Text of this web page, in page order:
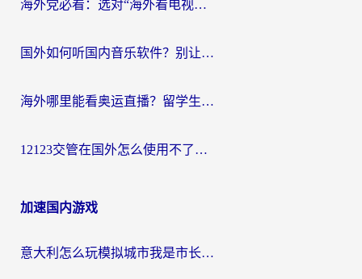
海外党必看：选对“海外看电视剧软件”，再也不用愁国内剧刷不了
国外如何听国内音乐软件？别让地域限制，断了你的中文歌单
海外哪里能看奥运直播？留学生&海外华人必看的体育赛事观赛终极指南
12123交管在国外怎么使用不了？海外华人必看的无缝访问国内资源指南
加速国内游戏
意大利怎么玩模拟城市我是市长？海外党国服游戏加速终极攻略（附三国3量子特攻解决办法）